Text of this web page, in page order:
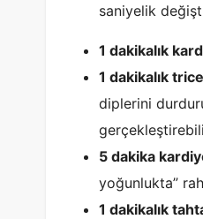
saniyelik
1 dakikalık
1 dakikalık
diplerini
5 dakika
yoğunlukta”
1 dakikalık